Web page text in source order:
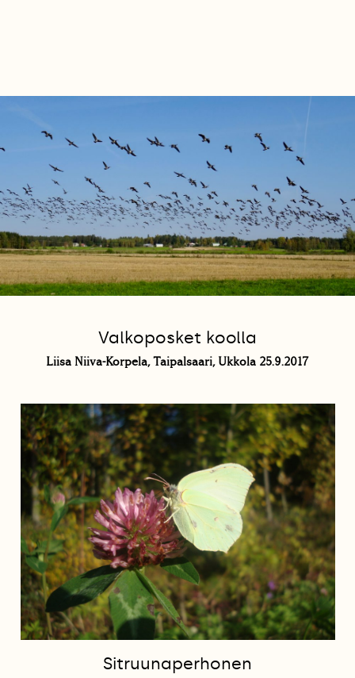
Valkoposket koolla
Liisa Niiva-Korpela, Taipalsaari, Ukkola 25.9.2017
Sitruunaperhonen